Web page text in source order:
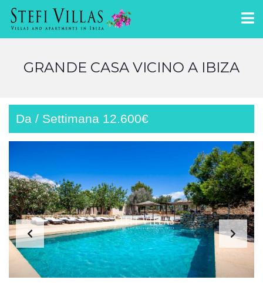
GRANDE CASA VICINO A IBIZA
Da / Settimana 12.600€